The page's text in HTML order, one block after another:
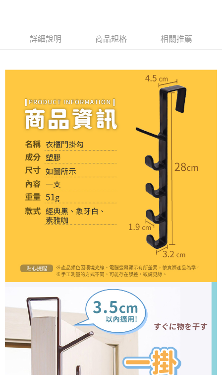
【注意事項】
３．未成年的使用者請事先徵得法定代理人或監護人之同意方可使用
「AFTEE先享後付」，若未經同意申辦者引起之損失，本公司不負相關責
４．使用「AFTEE先享後付」時，將依據個別帳號之用戶狀況，依本公司即
時審查核予不同之上限額度；若仍有額度不足之情形，本公司將視審查結果
請求用戶進行身份認證。
５．嚴禁一人註冊多個帳號或使用他人資訊註冊。若發現惡意使用之情形，
恩沛科技股份有限公司將有權停止該用戶之使用額度並採取法律行動。
詳細說明 商品規格 相關推薦